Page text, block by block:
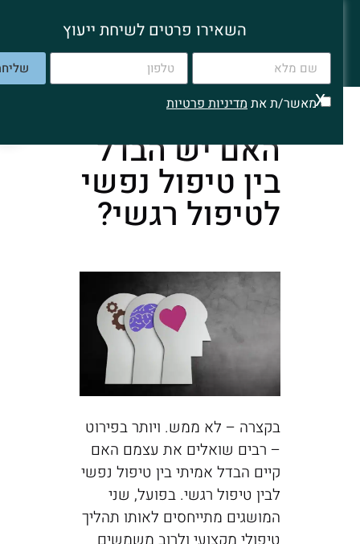
שי שפיצן
השאירו פרטים לשיחת ייעוץ
מאשר/ת אתמדיניות פרטיות
שליחה
האם יש הבדל
בין טיפול נפשי
לטיפול רגשי?
בקצרה – לא ממש. ויותר בפירוט
– רבים שואלים את עצמם האם
קיים הבדל אמיתי בין טיפול נפשי
לבין טיפול רגשי. בפועל, שני
המושגים מתייחסים לאותו תהליך